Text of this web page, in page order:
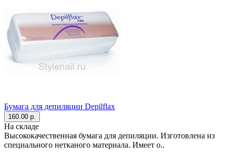
Бумага для депиляции Depilflax
160.00 р.
На складе
Высококачественная бумага для депиляции. Изготовлена из
специального нетканого материала. Имеет о..